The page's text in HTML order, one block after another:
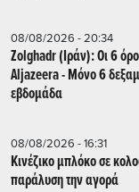
08/08/2026 - 20:34
Zolghadr (Ιράν): Οι 6
Aljazeera - Mόνο 6
εβδομάδα
08/08/2026 - 16:31
Κινέζικο μπλόκο σε
παράλυση την αγορά